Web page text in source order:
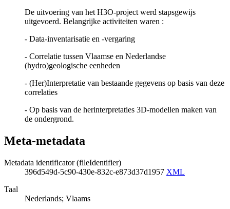
De uitvoering van het H3O-project werd stapsgewijs
uitgevoerd. Belangrijke activiteiten waren :
- Data-inventarisatie en -vergaring
- Correlatie tussen Vlaamse en Nederlandse
(hydro)geologische eenheden
- (Her)Interpretatie van bestaande gegevens op basis van deze
correlaties
- Op basis van de herinterpretaties 3D-modellen maken van
de ondergrond.
Meta-metadata
Metadata identificator (fileIdentifier)
396d549d-5c90-430e-832c-e873d37d1957 XML
Taal
Nederlands; Vlaams